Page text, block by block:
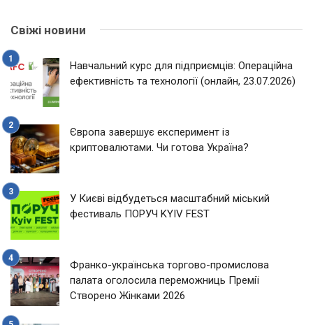
Свіжі новини
Навчальний курс для підприємців: Операційна
ефективність та технології (онлайн, 23.07.2026)
Європа завершує експеримент із
криптовалютами. Чи готова Україна?
У Києві відбудеться масштабний міський
фестиваль ПОРУЧ KYIV FEST
Франко-українська торгово-промислова
палата оголосила переможниць Премії
Створено Жінками 2026